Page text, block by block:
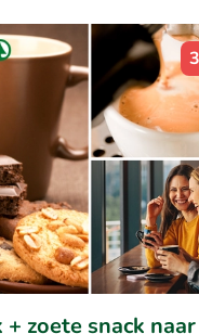
zoete snack